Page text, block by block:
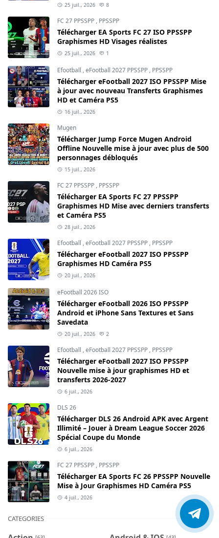
25 juil., 2026 8
FC 27 PPSSPP , PPSSPP
Télécharger EA Sports FC 27 ISO PPSSPP
Graphismes HD Visages réalistes
25 juil., 2026 1
Efootball ,eFootball 2027 PPSSPP , PPSSPP
Télécharger eFootball 2027 ISO PPSSPP Mise
à jour avec nouveau Transferts Graphismes
HD et Caméra PS5
16 juil., 2026
Mugen
Télécharger Jump Force Mugen Android
Offline Nouvelle mise à jour avec plus de 500
personnages débloqués
15 juil., 2026
FC 27 PPSSPP , PPSSPP
Télécharger EA Sports FC 27 PPSSPP
Graphismes HD Mise avec derniers transferts
et Caméra PS5
28 juil., 2026
Efootball ,eFootball 2027 PPSSPP , PPSSPP
Télécharger eFootball 2027 ISO PPSSPP
Graphismes HD Caméra PS5
20 juil., 2026
eFootball 2026 ISO
Télécharger eFootball 2026 ISO PPSSPP
Android et iPhone Sans Textures et Sans
Savedata
20 juil., 2026 2
Efootball ,eFootball 2027 PPSSPP , PPSSPP
Télécharger eFootball 2027 ISO PPSSPP
Nouvelle mise à jour graphismes HD et
transferts 2026-2027
6 juil., 2026
DLS 26
Télécharger DLS 26 Android APK avec Argent
Illimité – Jouer à Dream League Soccer 2026
Spécial Coupe du Monde
6 juil., 2026
FC 27 PPSSPP , PPSSPP
Télécharger EA Sports FC 26 PPSSPP Nouvelle
Mise à Jour Graphismes HD Caméra PS5
4 juil., 2026
CATEGORIES